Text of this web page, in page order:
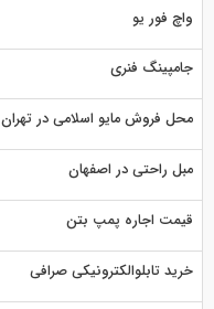
واچ فور یو
جامپینگ فنری
محل فروش مایو اسلامی در تهران
مبل راحتی در اصفهان
قیمت اجاره پمپ بتن
خرید تابلوالکترونیکی صرافی